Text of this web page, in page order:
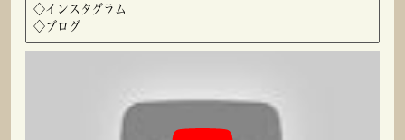
◇インスタグラム
◇ブログ